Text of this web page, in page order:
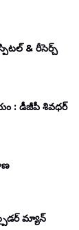
& రీసెర్చ్
: డీజీపీ శివధర్
మ్యాన్